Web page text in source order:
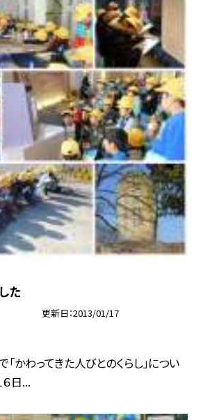
た
更新日 2013/01/17
かわってきた人びとのくらし」につい
日...